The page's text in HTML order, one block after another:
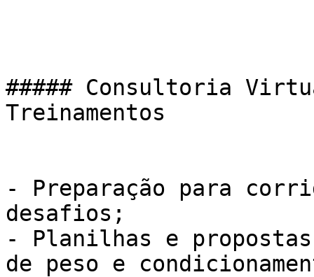
##### Consultoria
Treinamentos
- Preparação para
desafios;
- Planilhas e
de peso e